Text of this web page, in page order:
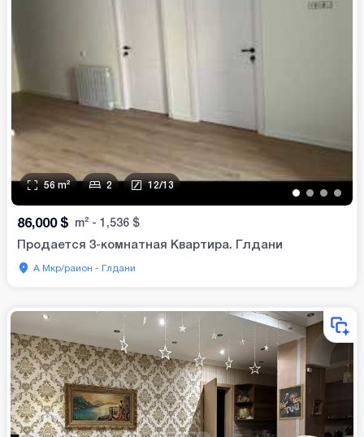
• • • •
56 m² 2 12/13
86,000 $ m² - 1,536 $
Продается 3-комнатная Квартира. Глдани
А Мкр/раион - Глдани